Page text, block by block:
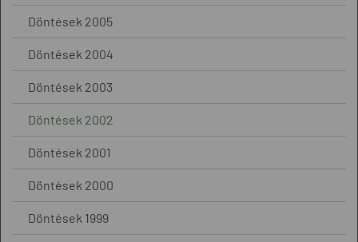
Döntések 2005
Döntések 2004
Döntések 2003
Döntések 2002
Döntések 2001
Döntések 2000
Döntések 1999